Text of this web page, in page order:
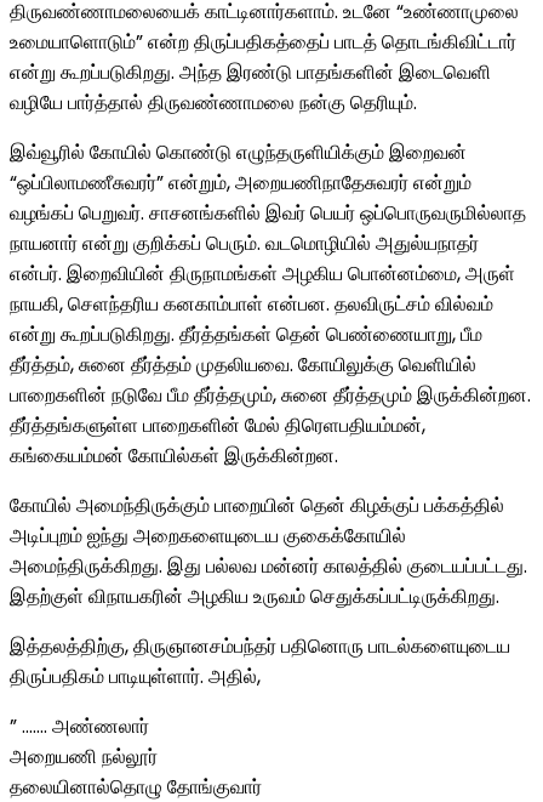
திருவண்ணாமலையைக் காட்டினார்களாம். உடனே “உண்ணாமுலை
உமையாளொடும்” என்ற திருப்பதிகத்தைப் பாடத் தொடங்கிவிட்டார்
என்று கூறப்படுகிறது. அந்த இரண்டு பாதங்களின் இடைவெளி
வழியே பார்த்தால் திருவண்ணாமலை நன்கு தெரியும்.
இவ்வூரில் கோயில் கொண்டு எழுந்தருளியிக்கும் இறைவன்
“ஒப்பிலாமணீசுவரர்” என்றும், அறையணிநாதேசுவரர் என்றும்
வழங்கப் பெறுவர். சாசனங்களில் இவர் பெயர் ஒப்பொருவருமில்லாத
நாயனார் என்று குறிக்கப் பெரும். வடமொழியில் அதுல்யநாதர்
என்பர். இறைவியின் திருநாமங்கள் அழகிய பொன்னம்மை, அருள்
நாயகி, செளந்தரிய கனகாம்பாள் என்பன. தலவிருட்சம் வில்வம்
என்று கூறப்படுகிறது. தீர்த்தங்கள் தென் பெண்ணையாறு, பீம
தீர்த்தம், சுனை தீர்த்தம் முதலியவை. கோயிலுக்கு வெளியில்
பாறைகளின் நடுவே பீம தீர்த்தமும், சுனை தீர்த்தமும் இருக்கின்றன.
தீர்த்தங்களுள்ள பாறைகளின் மேல் திரெளபதியம்மன்,
கங்கையம்மன் கோயில்கள் இருக்கின்றன.
கோயில் அமைந்திருக்கும் பாறையின் தென் கிழக்குப் பக்கத்தில்
அடிப்புறம் ஐந்து அறைகளையுடைய குகைக்கோயில்
அமைந்திருக்கிறது. இது பல்லவ மன்னர் காலத்தில் குடையப்பட்டது.
இதற்குள் விநாயகரின் அழகிய உருவம் செதுக்கப்பட்டிருக்கிறது.
இத்தலத்திற்கு, திருஞானசம்பந்தர் பதினொரு பாடல்களையுடைய
திருப்பதிகம் பாடியுள்ளார். அதில்,
” ……. அண்ணலார்
அறையணி நல்லூர்
தலையினால்தொழு தோங்குவார்